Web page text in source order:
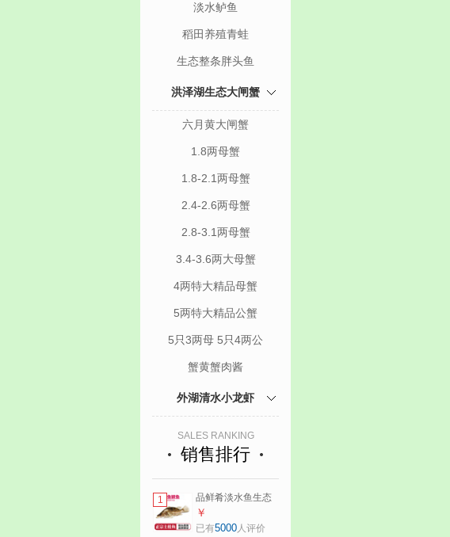
淡水鲈鱼
稻田养殖青蛙
生态整条胖头鱼
洪泽湖生态大闸蟹
六月黄大闸蟹
1.8两母蟹
1.8-2.1两母蟹
2.4-2.6两母蟹
2.8-3.1两母蟹
3.4-3.6两大母蟹
4两特大精品母蟹
5两特大精品公蟹
5只3两母 5只4两公
蟹黄蟹肉酱
外湖清水小龙虾
SALES RANKING
销售排行
1
品鲜肴淡水鱼生态
桂鱼鳜鱼鳌花鱼桂
花季花鱼自然捕获
￥
已有5000人评价